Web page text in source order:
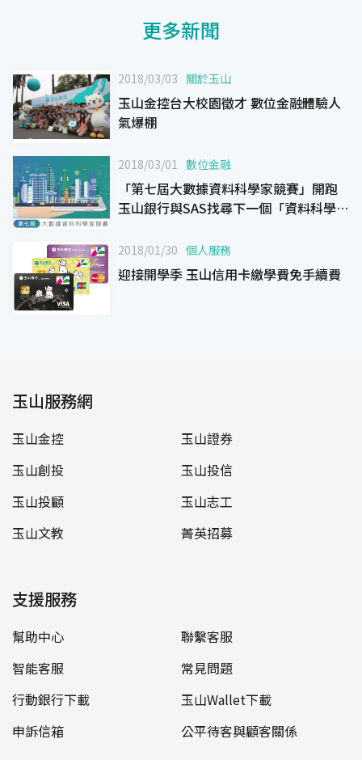
更多新聞
2018/03/03 關於玉山
玉山金控台大校園徵才 數位金融體驗人
氣爆棚
2018/03/01 數位金融
「第七屆大數據資料科學家競賽」開跑
玉山銀行與SAS找尋下一個「資料科學
2018/01/30 個人服務
迎接開學季 玉山信用卡繳學費免手續費
玉山服務網
玉山金控
玉山證券
玉山創投
玉山投信
玉山投顧
玉山志工
玉山文教
菁英招募
支援服務
幫助中心
聯繫客服
智能客服
常見問題
行動銀行下載
玉山Wallet下載
申訴信箱
公平待客與顧客關係